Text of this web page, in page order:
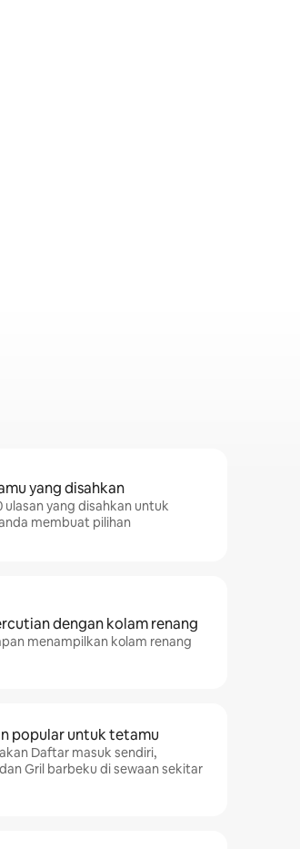
yang disahkan
ulasan yang disahkan untuk
membuat pilihan
dengan kolam renang
menampilkan kolam renang
popular untuk tetamu
Daftar masuk sendiri,
Gril barbeku di sewaan sekitar